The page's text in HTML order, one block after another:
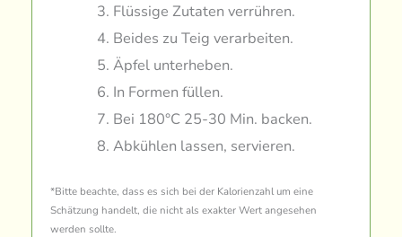
Flüssige Zutaten verrühren.
Beides zu Teig verarbeiten.
Äpfel unterheben.
In Formen füllen.
Bei 180°C 25-30 Min. backen.
Abkühlen lassen, servieren.
*Bitte beachte, dass es sich bei der Kalorienzahl um eine
Schätzung handelt, die nicht als exakter Wert angesehen
werden sollte.